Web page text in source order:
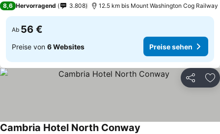
8,6 Hervorragend 3.808 12.5 km bis Mount Washington Cog Railway
Ab 56 €
Preise von 6 Websites Preise sehen
Teilen
Cambria Hotel North Conway